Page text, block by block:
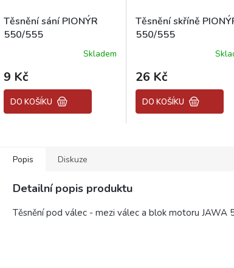
Těsnění sání PIONÝR
550/555
produktu
je
5,0
z
Skladem
9 Kč
DO KOŠÍKU
Těsnění skříně
550/555
26 Kč
DO KOŠÍKU
Popis Diskuze
Detailní popis produktu
Těsnění pod válec - mezi válec a blok motoru JAWA